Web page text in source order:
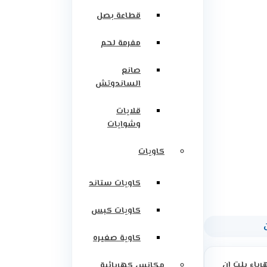
قطاعة بصل
مفرمة لحم
صانع
الساندوتش
قلايات
وشوايات
كاويات
كاويات ستاند
كاويات كبس
كاوية صغيره